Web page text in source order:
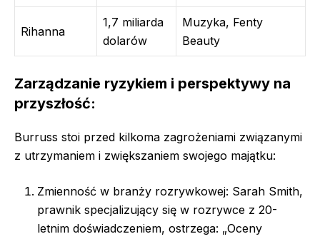
Rihanna
1,7 miliarda
dolarów
Muzyka, Fenty
Beauty
Zarządzanie ryzykiem i perspektywy na
przyszłość:
Burruss stoi przed kilkoma zagrożeniami związanymi
z utrzymaniem i zwiększaniem swojego majątku:
Zmienność w branży rozrywkowej: Sarah Smith,
prawnik specjalizujący się w rozrywce z 20-
letnim doświadczeniem, ostrzega: „Oceny